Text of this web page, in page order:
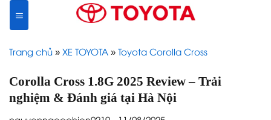
content
Trang chủ » XE TOYOTA » Toyota Corolla Cross
Corolla Cross 1.8G 2025 Review – Trải
nghiệm & Đánh giá tại Hà Nội